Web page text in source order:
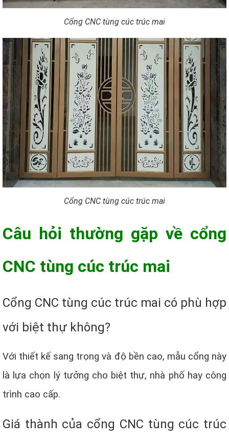
Cổng CNC tùng cúc trúc mai
Cổng CNC tùng cúc trúc mai
Câu hỏi thường gặp về cổng
CNC tùng cúc trúc mai
Cổng CNC tùng cúc trúc mai có phù hợp
với biệt thự không?
Với thiết kế sang trọng và độ bền cao, mẫu cổng này
là lựa chọn lý tưởng cho biệt thự, nhà phố hay công
trình cao cấp.
Giá thành của cổng CNC tùng cúc trúc